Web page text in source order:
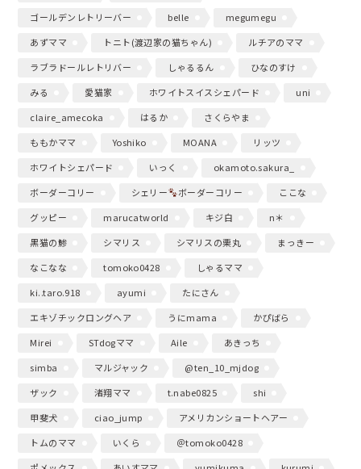
ゴールデンレトリーバー
belle
megumegu
あずママ
トニト(渡辺家の猫ちゃん)
ルチアのママ
ラブラドールレトリバー
しゃるるん
ひなのすけ
みる
愛猫家 ホワイトスイスシェパード
uni
claire_amecoka
はるか
さくらやま
ももかママ
Yoshiko MOANA
リッツ
ホワイトシェパード
いっく
okamoto.sakura_
ボーダーコリー
シェリー ボーダーコリー
ここな
グッピー
marucatworld キジ白
n＊
黒猫の鯵
シマリス シマリスの栗丸
まっきー
なこなな
tomoko0428
しゃるママ
ki..taro.918
ayumi
たにさん
エキゾチックロングヘア
うにmama
かぴばら
Mirei
STdogママ Aile
あきっち
simba
マルジャック
@ten_10_mjdog
ザック
渚翔ママ t.nabe0825
shi
甲斐犬
ciao_jump
アメリカンショートヘアー
トムのママ
いくら
＠tomoko0428